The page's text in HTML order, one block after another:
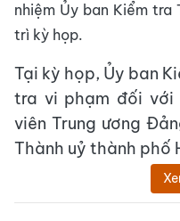
nhiệm Ủy ban Kiểm tra
trì kỳ họp.
Tại kỳ họp, Ủy ban
tra vi phạm đối với
viên Trung ương
Thành uỷ thành phố